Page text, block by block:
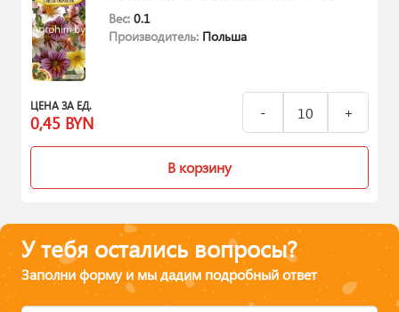
Вес: 0.1
Производитель: Польша
ЦЕНА ЗА ЕД.
0,45 BYN
В корзину
У тебя остались вопросы?
Заполни форму и мы дадим подробный ответ